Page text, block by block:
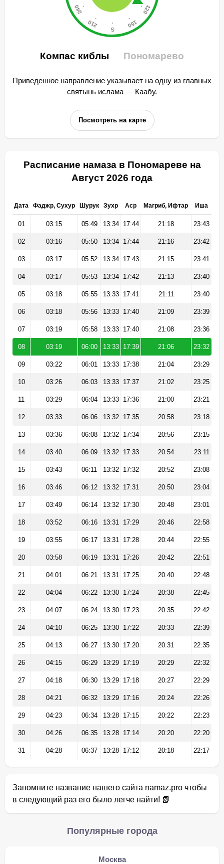
Компас киблы Пономарево
Приведенное направление указывает на одну из главных
святынь ислама — Каабу.
Посмотреть на карте
Расписание намаза в Пономареве на
Август 2026 года
Дата Фаджр, Сухур Шурук Зухр Аср Магриб, Ифтар Иша
01 03:15 05:49 13:34 17:44 21:18 23:43
02 03:16 05:50 13:34 17:44 21:16 23:42
03 03:17 05:52 13:34 17:43 21:15 23:41
04 03:17 05:53 13:34 17:42 21:13 23:40
05 03:18 05:55 13:33 17:41 21:11 23:40
06 03:18 05:56 13:33 17:40 21:09 23:39
07 03:19 05:58 13:33 17:40 21:08 23:36
08 03:19 06:00 13:33 17:39 21:06 23:32
09 03:22 06:01 13:33 17:38 21:04 23:29
10 03:26 06:03 13:33 17:37 21:02 23:25
11 03:29 06:04 13:33 17:36 21:00 23:21
12 03:33 06:06 13:32 17:35 20:58 23:18
13 03:36 06:08 13:32 17:34 20:56 23:15
14 03:40 06:09 13:32 17:33 20:54 23:11
15 03:43 06:11 13:32 17:32 20:52 23:08
16 03:46 06:12 13:32 17:31 20:50 23:04
17 03:49 06:14 13:32 17:30 20:48 23:01
18 03:52 06:16 13:31 17:29 20:46 22:58
19 03:55 06:17 13:31 17:28 20:44 22:55
20 03:58 06:19 13:31 17:26 20:42 22:51
21 04:01 06:21 13:31 17:25 20:40 22:48
22 04:04 06:22 13:30 17:24 20:38 22:45
23 04:07 06:24 13:30 17:23 20:35 22:42
24 04:10 06:25 13:30 17:22 20:33 22:39
25 04:13 06:27 13:30 17:20 20:31 22:35
26 04:15 06:29 13:29 17:19 20:29 22:32
27 04:18 06:30 13:29 17:18 20:27 22:29
28 04:21 06:32 13:29 17:16 20:24 22:26
29 04:23 06:34 13:28 17:15 20:22 22:23
30 04:26 06:35 13:28 17:14 20:20 22:20
31 04:28 06:37 13:28 17:12 20:18 22:17
Запомните название нашего сайта namaz.pro чтобы
в следующий раз его было легче найти! 📗
Популярные города
Москва